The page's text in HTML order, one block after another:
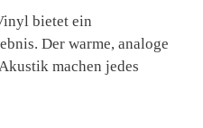
bietet ein
Der warme, analoge
machen jedes